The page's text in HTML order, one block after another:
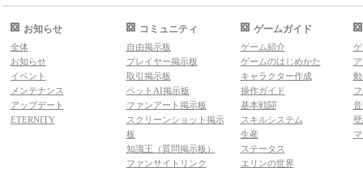
お知らせ
全体
お知らせ
イベント
メンテナンス
アップデート
ETERNITY
コミュニティ
自由掲示板
プレイヤー掲示板
取引掲示板
ペットAI掲示板
ファンアート掲示板
スクリーンショット掲示
板
知識王（質問掲示板）
ファンサイトリンク
ゲームガイド
ゲーム紹介
ゲームのはじめかた
キャラクター作成
操作ガイド
基本戦闘
スキルシステム
生産
ステータス
エリンの世界